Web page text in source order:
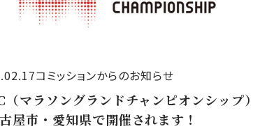
コミッションからのお知らせ
マラソングランドチャンピオンシップ）
屋市・愛知県で開催されます！